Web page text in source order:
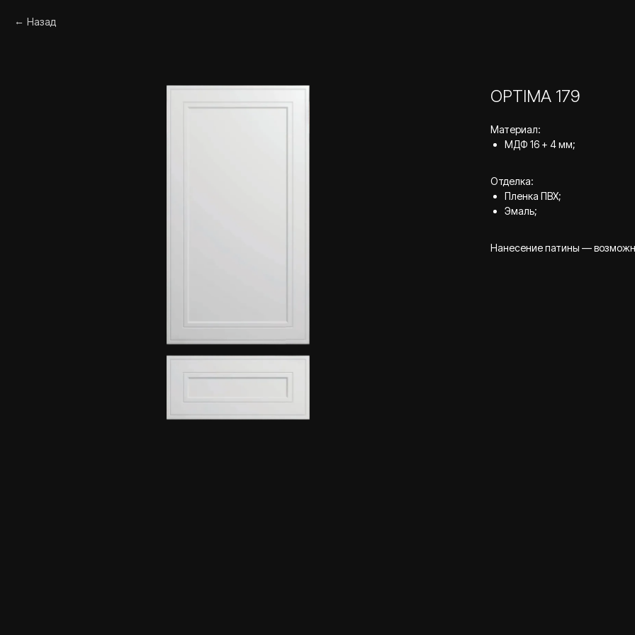
Назад
OPTIMA 179
Материал:
МДФ 16 + 4 мм;
Отделка:
Пленка ПВХ;
Эмаль;
Нанесение патины —